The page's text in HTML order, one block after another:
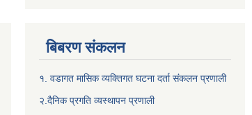
बिबरण संकलन
१. वडागत मासिक व्यक्तिगत घटना दर्ता संकलन प्रणाली
२.दैनिक प्रगति व्यस्थापन प्रणाली